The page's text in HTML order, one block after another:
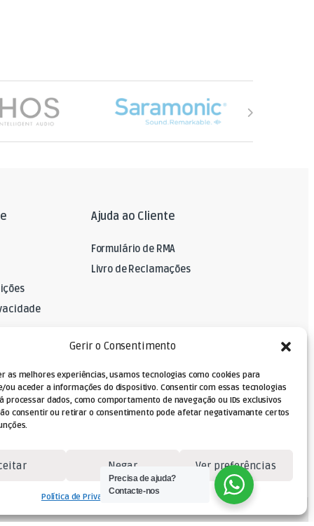
Gerir o Consentimento
as melhores experiências, usamos tecnologias como cookies para
ou aceder a informações do dispositivo. Consentir com essas tecnologias
processar dados, como comportamento de navegação ou IDs exclusivos
consentir ou retirar o consentimento pode afetar negativamante certos
Negar Ver preferências
Política de PrivacidadeTermos e Condições
Ajuda ao Cliente
Formulário de RMA
Livro de Reclamações
Precisa de ajuda?
Contacte-nos